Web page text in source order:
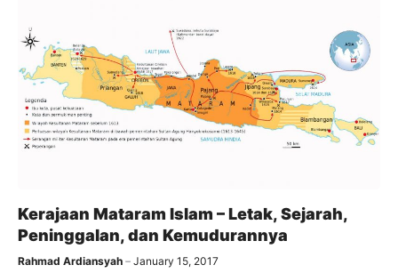
Kerajaan Mataram Islam – Letak, Sejarah,
Peninggalan, dan Kemudurannya
Rahmad Ardiansyah January 15, 2017